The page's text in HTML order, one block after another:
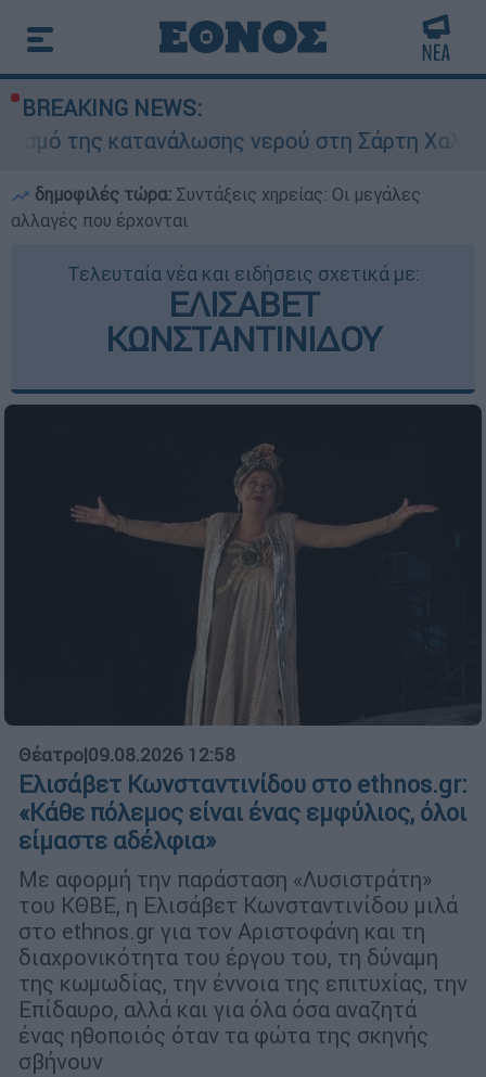
BREAKING NEWS:
νερού στη Σάρτη Χαλκιδικής -
δημοφιλές τώρα: Συντάξεις χηρείας: Οι μεγάλες
αλλαγές που έρχονται
Τελευταία νέα και ειδήσεις σχετικά με:
ΕΛΙΣΑΒΕΤ
ΚΩΝΣΤΑΝΤΙΝΙΔΟΥ
Θέατρο|09.08.2026 12:58
Ελισάβετ Κωνσταντινίδου στο ethnos.gr:
«Κάθε πόλεμος είναι ένας εμφύλιος, όλοι
είμαστε αδέλφια»
Με αφορμή την παράσταση «Λυσιστράτη»
του ΚΘΒΕ, η Ελισάβετ Κωνσταντινίδου μιλά
στο ethnos.gr για τον Αριστοφάνη και τη
διαχρονικότητα του έργου του, τη δύναμη
της κωμωδίας, την έννοια της επιτυχίας, την
Επίδαυρο, αλλά και για όλα όσα αναζητά
ένας ηθοποιός όταν τα φώτα της σκηνής
σβήνουν